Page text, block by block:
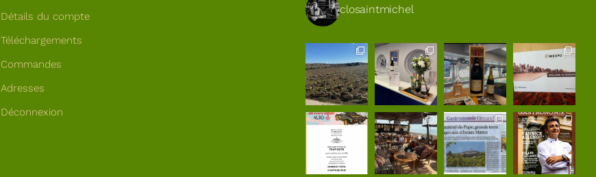
Détails du compte
Téléchargements
Commandes
Adresses
Déconnexion
closaintmichel